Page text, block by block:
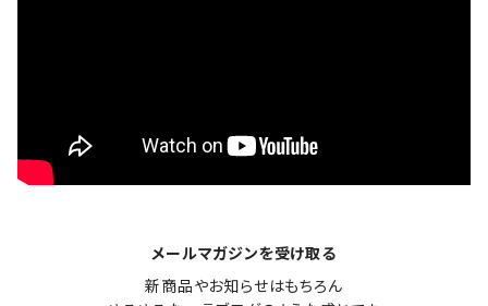
メールマガジンを受け取る
新商品やお知らせはもちろん